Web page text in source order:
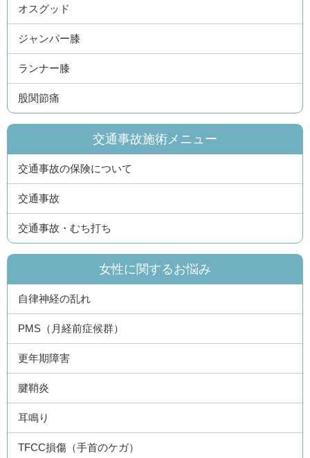
オスグッド
ジャンパー膝
ランナー膝
股関節痛
交通事故施術メニュー
交通事故の保険について
交通事故
交通事故・むち打ち
女性に関するお悩み
自律神経の乱れ
PMS（月経前症候群）
更年期障害
腱鞘炎
耳鳴り
TFCC損傷（手首のケガ）